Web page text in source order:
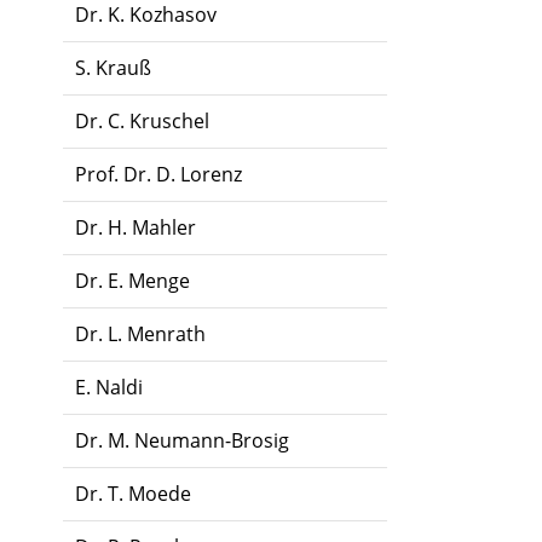
Dr. K. Kozhasov
S. Krauß
Dr. C. Kruschel
Prof. Dr. D. Lorenz
Dr. H. Mahler
Dr. E. Menge
Dr. L. Menrath
E. Naldi
Dr. M. Neumann-Brosig
Dr. T. Moede